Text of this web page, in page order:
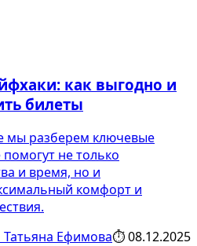
как выгодно и
билеты
мы разберем ключевые
не только
и время, но и
комфорт и
Татьяна Ефимова⏱08.12.2025